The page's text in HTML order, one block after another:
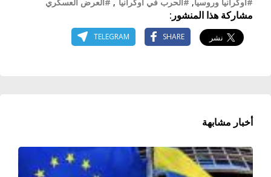
مشاركة هذا المنشور:
SHARE
TELEGRAM
أخبار مشابهة